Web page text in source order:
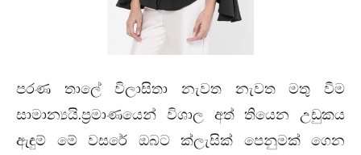
පරණ තාලේ විලාසිතා නැවත නැවත මතු වීම
සාමාන්‍යයි.ප්‍රමාණයෙන් විශාල අත් තියෙන උඩුකය
ඇඳුම් මේ වසරේ ඔබට ක්ලැසික් පෙනුමක් ගෙන